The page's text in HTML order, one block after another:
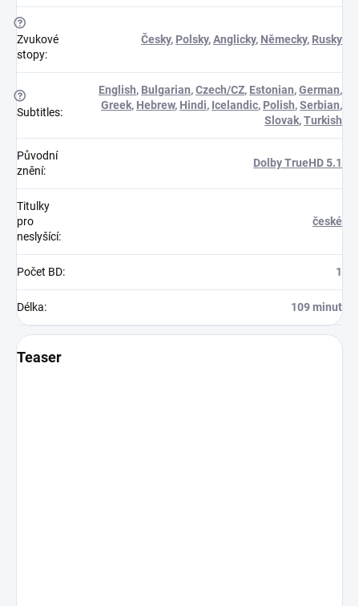
?
Zvukové
stopy:
Česky, Polsky,Anglicky, Německy, Rusky
?
Subtitles:
English, Bulgarian,Czech/CZ, Estonian,German,
Greek, Hebrew, Hindi, Icelandic, Polish,Serbian,
Slovak,Turkish
Původní
znění:
Dolby TrueHD 5.1
Titulky
pro
neslyšící:
české
Počet BD: 1
Délka: 109 minut
Teaser